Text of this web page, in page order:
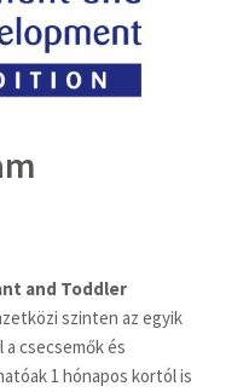
and Toddler
szinten az egyik
csecsemők és
1 hónapos kortól is